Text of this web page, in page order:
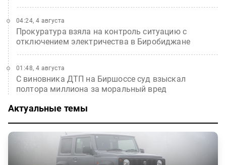
Прокуратура взяла на контроль ситуацию с
отключением электричества в Биробиджане
04:24, 4 августа
С виновника ДТП на Биршоссе суд взыскал
полтора миллиона за моральный вред
01:48, 4 августа
Актуальные темы